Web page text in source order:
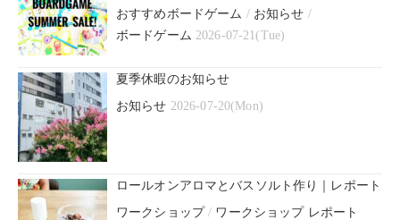
おすすめボードゲーム / お知らせ /
ボードゲーム 2026-07-21(Tue)
夏季休暇のお知らせ
お知らせ 2026-07-20(Mon)
ロールオンアロマとバスソルト作り｜レポート
ワークショップ/ ワークショップ レポート